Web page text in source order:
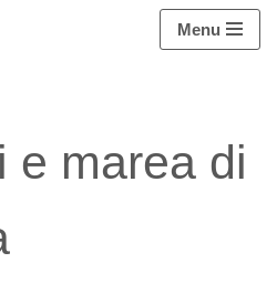
Menu
e marea di